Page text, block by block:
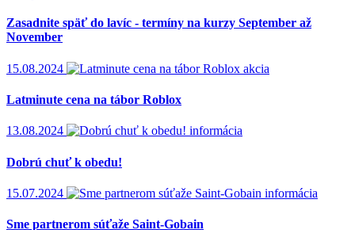
Zasadnite späť do lavíc - termíny na kurzy September až
November
15.08.2024 akcia
Latminute cena na tábor Roblox
13.08.2024 informácia
Dobrú chuť k obedu!
15.07.2024 informácia
Sme partnerom súťaže Saint-Gobain